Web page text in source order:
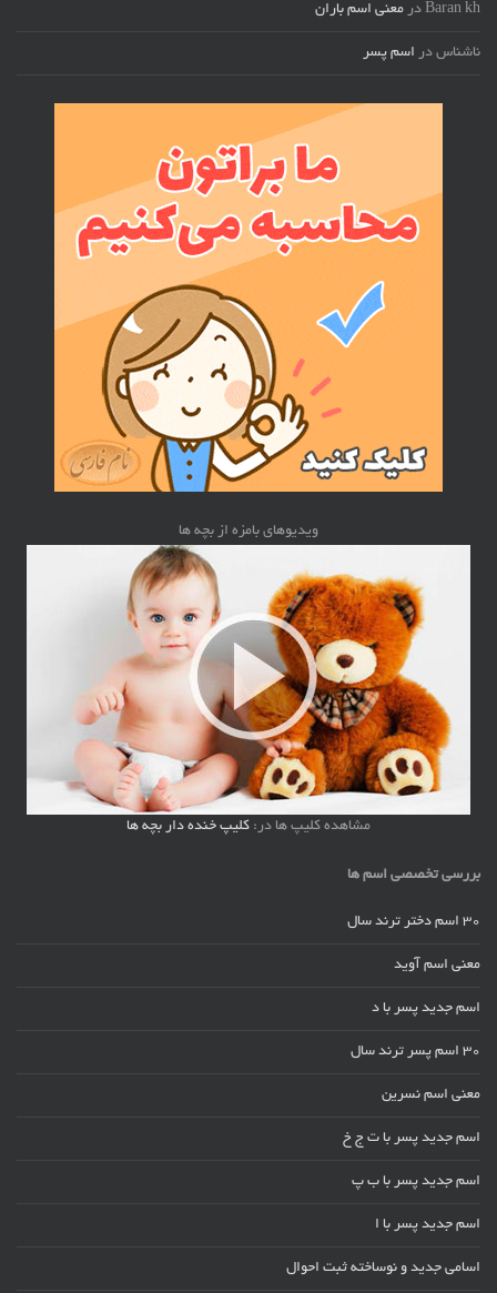
Baran kh در معنی اسم باران
ناشناس در اسم پسر
ویدیوهای بامزه از بچه ها
مشاهده کلیپ ها در: کلیپ خنده دار بچه ها
بررسی تخصصی اسم ها
30 اسم دختر ترند سال
معنی اسم آوید
اسم جدید پسر با د
30 اسم پسر ترند سال
معنی اسم نسرین
اسم جدید پسر با ت ج خ
اسم جدید پسر با ب پ
اسم جدید پسر با ا
اسامی جدید و نوساخته ثبت احوال